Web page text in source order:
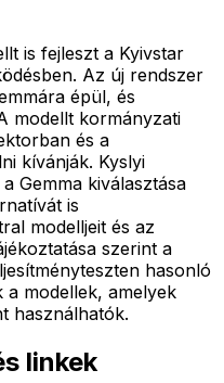
is fejleszt a Kyivstar
Az új rendszer
épül, és
modellt kormányzati
és a
kívánják. Kyslyi
Gemma kiválasztása
is
modelljeit és az
szerint a
hasonló
modellek, amelyek
használhatók.
linkek